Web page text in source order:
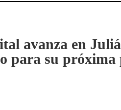
avanza en
para su próxima